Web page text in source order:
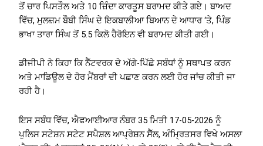
ਤੋਂ ਚਾਰ ਪਿਸਤੌਲ ਅਤੇ 10 ਜ਼ਿੰਦਾ ਕਾਰਤੂਸ ਬਰਾਮਦ ਕੀਤੇ ਗਏ। ਬਾਅਦ
ਵਿੱਚ, ਮੁਲਜ਼ਮ ਬੌਬੀ ਸਿੰਘ ਦੇ ਇਕਬਾਲੀਆ ਬਿਆਨ ਦੇ ਆਧਾਰ ‘ਤੇ, ਪਿੰਡ
ਭਾਖਾ ਤਾਰਾ ਸਿੰਘ ਤੋਂ 5.5 ਕਿਲੋ ਹੈਰੋਇਨ ਵੀ ਬਰਾਮਦ ਕੀਤੀ ਗਈ।
ਡੀਜੀਪੀ ਨੇ ਕਿਹਾ ਕਿ ਨੈੱਟਵਰਕ ਦੇ ਅੱਗੇ-ਪਿੱਛੇ ਸਬੰਧਾਂ ਨੂੰ ਸਥਾਪਤ ਕਰਨ
ਅਤੇ ਮਾਡਿਊਲ ਦੇ ਹੋਰ ਮੈਂਬਰਾਂ ਦੀ ਪਛਾਣ ਕਰਨ ਲਈ ਹੋਰ ਜਾਂਚ ਕੀਤੀ ਜਾ
ਰਹੀ ਹੈ।
ਇਸ ਸਬੰਧ ਵਿੱਚ, ਐਫਆਈਆਰ ਨੰਬਰ 35 ਮਿਤੀ 17-05-2026 ਨੂੰ
ਪੁਲਿਸ ਸਟੇਸ਼ਨ ਸਟੇਟ ਸਪੈਸ਼ਲ ਆਪ੍ਰੇਸ਼ਨ ਸੈੱਲ, ਅੰਮ੍ਰਿਤਸਰ ਵਿਖੇ ਅਸਲਾ